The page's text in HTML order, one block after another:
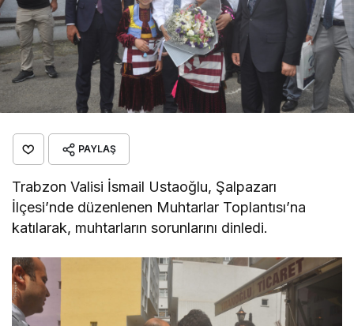
PAYLAŞ
Trabzon Valisi İsmail Ustaoğlu, Şalpazarı
İlçesi’nde düzenlenen Muhtarlar Toplantısı’na
katılarak, muhtarların sorunlarını dinledi.